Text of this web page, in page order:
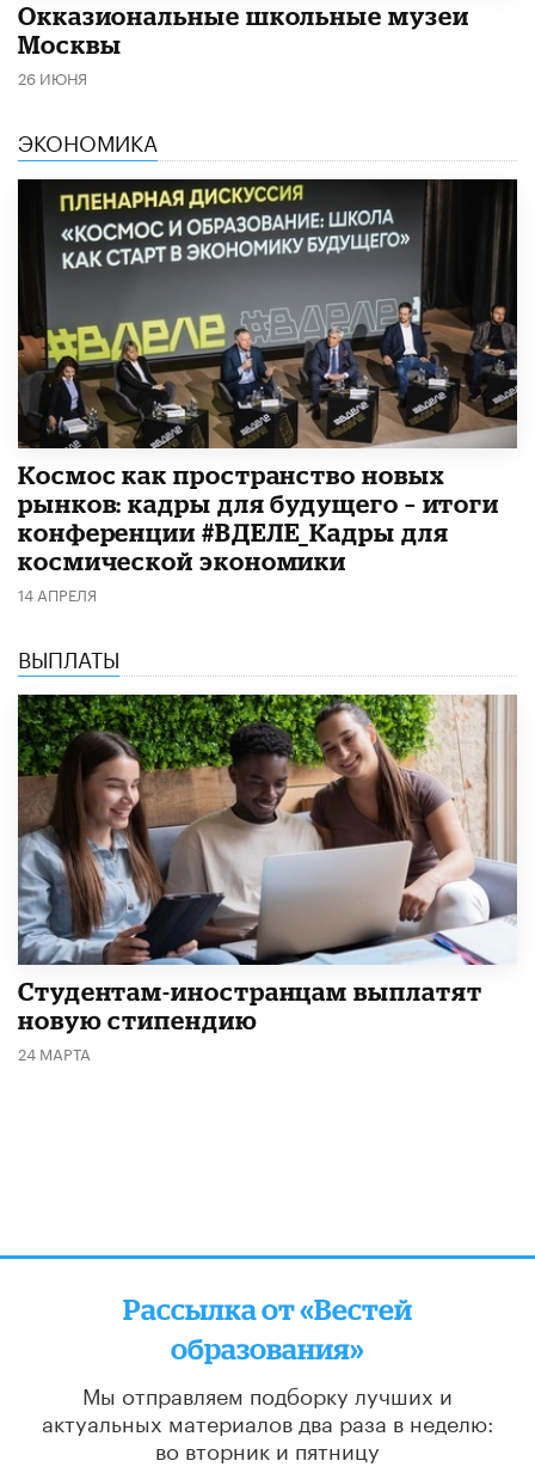
​Окказиональные школьные музеи
Москвы
26 ИЮНЯ
ЭКОНОМИКА
Космос как пространство новых
рынков: кадры для будущего – итоги
конференции #ВДЕЛЕ_Кадры для
космической экономики
14 АПРЕЛЯ
ВЫПЛАТЫ
Студентам-иностранцам выплатят
новую стипендию
24 МАРТА
Рассылка от «Вестей
образования»
Мы отправляем подборку лучших и
актуальных материалов два раза в неделю:
во вторник и пятницу